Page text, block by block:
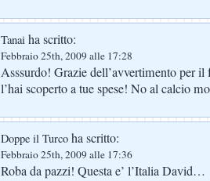
Tanai ha scritto:
Febbraio 25th, 2009 alle 17:28
Asssurdo! Grazie dell’avvertimento per
l’hai scoperto a tue spese! No al calcio
Doppe il Turco ha scritto:
Febbraio 25th, 2009 alle 17:36
Roba da pazzi! Questa e’ l’Italia David…